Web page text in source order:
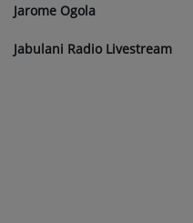
Jarome Ogola
Jabulani Radio Livestream